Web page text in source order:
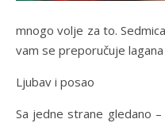
mnogo volje za to.
vam se preporučuje lagana
Ljubav i posao
Sa jedne strane gledano –